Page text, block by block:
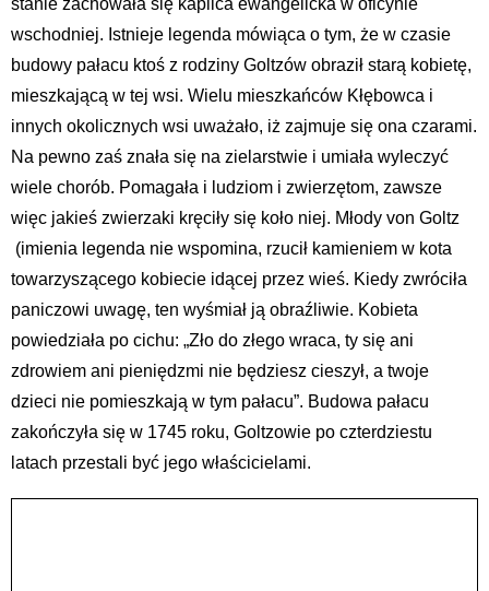
wschodniej. Istnieje legenda mówiąca o tym, że w czasie
budowy pałacu ktoś z rodziny Goltzów obraził starą kobietę,
mieszkającą w tej wsi. Wielu mieszkańców Kłębowca i
innych okolicznych wsi uważało, iż zajmuje się ona czarami.
Na pewno zaś znała się na zielarstwie i umiała wyleczyć
wiele chorób. Pomagała i ludziom i zwierzętom, zawsze
więc jakieś zwierzaki kręciły się koło niej. Młody von Goltz
(imienia legenda nie wspomina, rzucił kamieniem w kota
towarzyszącego kobiecie idącej przez wieś. Kiedy zwróciła
paniczowi uwagę, ten wyśmiał ją obraźliwie. Kobieta
powiedziała po cichu: „Zło do złego wraca, ty się ani
zdrowiem ani pieniędzmi nie będziesz cieszył, a twoje
dzieci nie pomieszkają w tym pałacu”. Budowa pałacu
zakończyła się w 1745 roku, Goltzowie po czterdziestu
latach przestali być jego właścicielami.